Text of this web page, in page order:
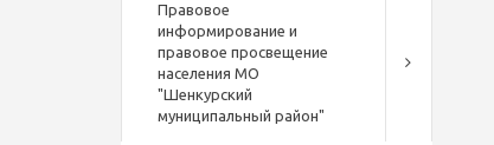
Правовое
информирование и
правовое просвещение
населения МО
"Шенкурский
муниципальный район"